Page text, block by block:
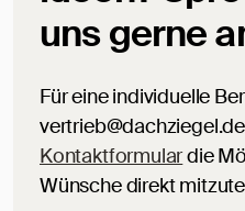
uns gerne
Für eine individuelle
Kontaktformulardie
Wünsche direkt